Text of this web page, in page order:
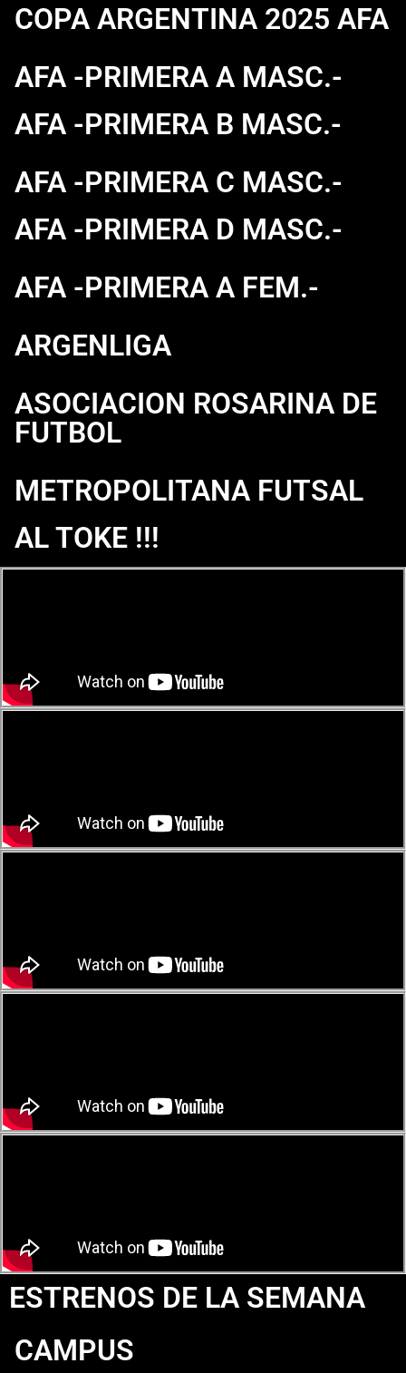
COPA ARGENTINA 2025 AFA
AFA -PRIMERA A MASC.-
AFA -PRIMERA B MASC.-
AFA -PRIMERA C MASC.-
AFA -PRIMERA D MASC.-
AFA -PRIMERA A FEM.-
ARGENLIGA
ASOCIACION ROSARINA DE
FUTBOL
METROPOLITANA FUTSAL
AL TOKE !!!
ESTRENOS DE LA SEMANA
CAMPUS